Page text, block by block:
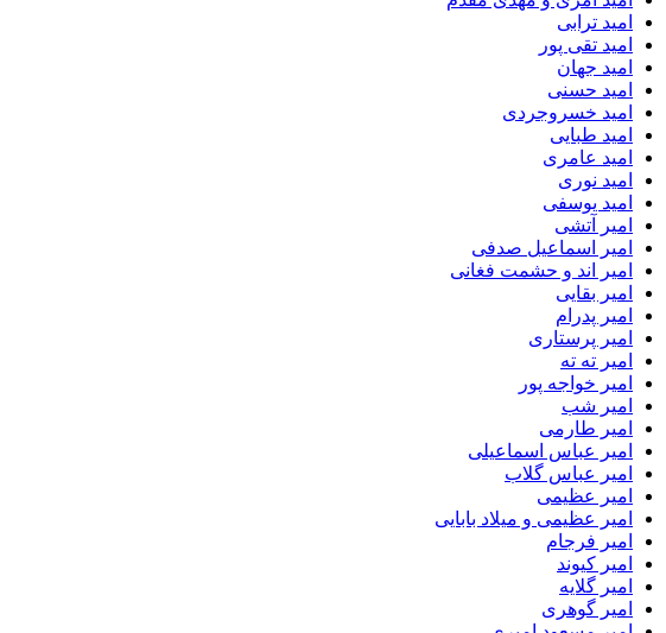
امید ترابی
امید تقی پور
امید جهان
امید حسنی
امید خسروجردی
امید طبایی
امید عامری
امید نوری
امید یوسفی
امیر آتشی
امیر اسماعیل صدفی
امیر اند و حشمت فغانی
امیر بقایی
امیر پدرام
امیر پرستاری
امیر ته ته
امیر خواجه پور
امیر شب
امیر طارمی
امیر عباس اسماعیلی
امیر عباس گلاب
امیر عظیمی
امیر عظیمی و میلاد بابایی
امیر فرجام
امیر کیوند
امیر گلایه
امیر گوهری